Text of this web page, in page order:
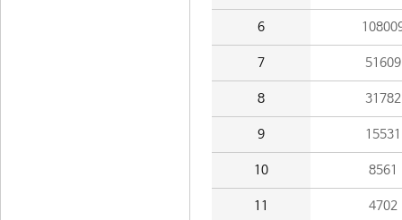
6
7 51609
8 31782
9 15531
10 8561
11 4702